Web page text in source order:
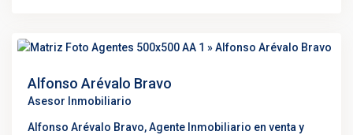
Alfonso Arévalo Bravo
Asesor Inmobiliario
Alfonso Arévalo Bravo, Agente Inmobiliario en venta y